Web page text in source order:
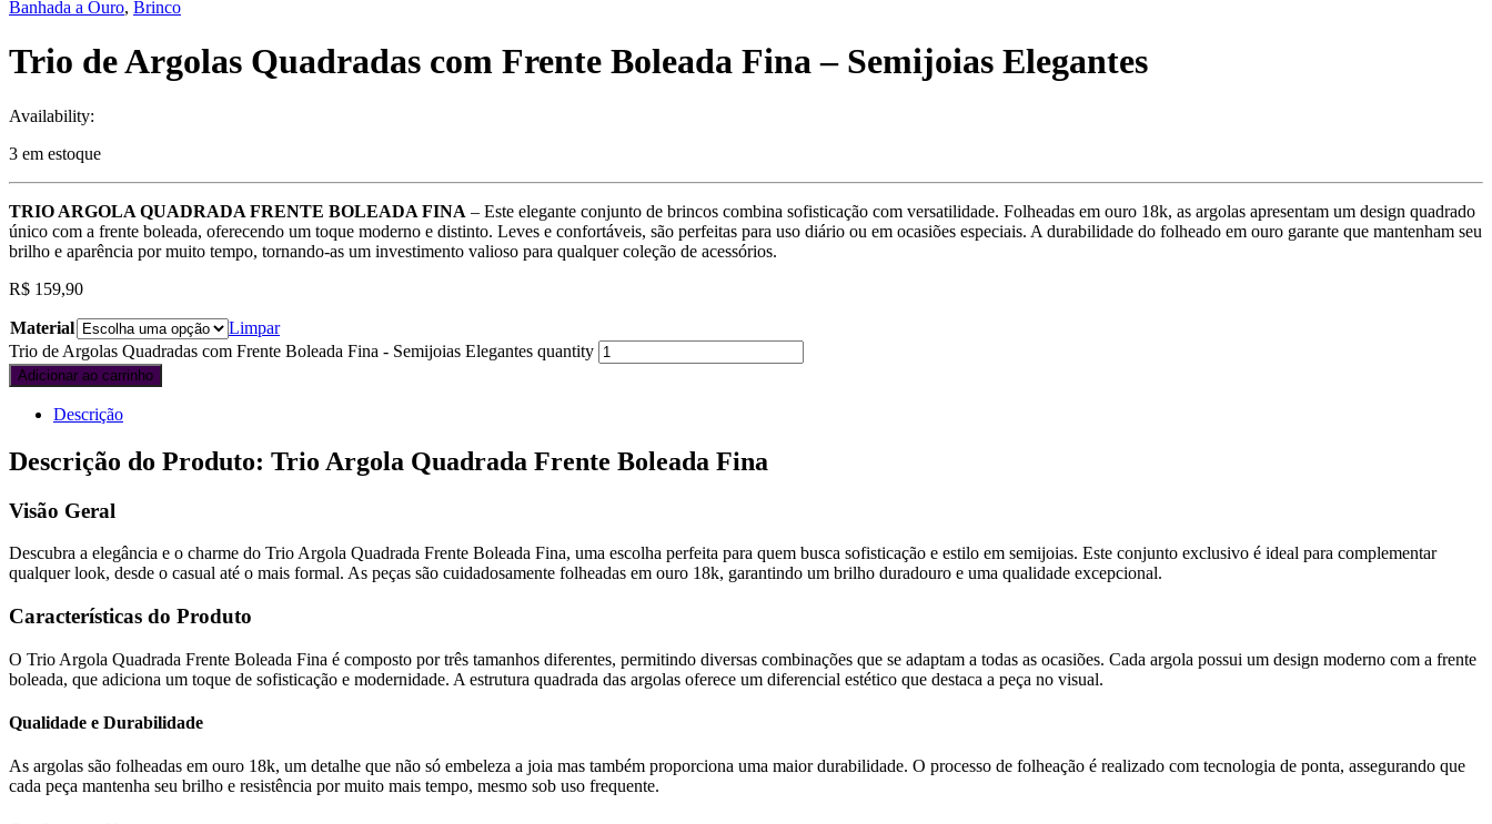
Banhada a Ouro, Brinco
Trio de Argolas Quadradas com Frente Boleada Fina – Semijoias Elegantes
Availability:
3 em estoque
TRIO ARGOLA QUADRADA FRENTE BOLEADA FINA – Este elegante conjunto de brincos combina sofisticação com versatilidade. Folheadas em ouro 18k, as argolas apresentam um design quadrado
único com a frente boleada, oferecendo um toque moderno e distinto. Leves e confortáveis, são perfeitas para uso diário ou em ocasiões especiais. A durabilidade do folheado em ouro garante que mantenham seu
brilho e aparência por muito tempo, tornando-as um investimento valioso para qualquer coleção de acessórios.
R$ 159,90
Material
Limpar
Trio de Argolas Quadradas com Frente Boleada Fina - Semijoias Elegantes quantity
Adicionar ao carrinho
Descrição
Descrição do Produto: Trio Argola Quadrada Frente Boleada Fina
Visão Geral
Descubra a elegância e o charme do Trio Argola Quadrada Frente Boleada Fina, uma escolha perfeita para quem busca sofisticação e estilo em semijoias. Este conjunto exclusivo é ideal para complementar
qualquer look, desde o casual até o mais formal. As peças são cuidadosamente folheadas em ouro 18k, garantindo um brilho duradouro e uma qualidade excepcional.
Características do Produto
O Trio Argola Quadrada Frente Boleada Fina é composto por três tamanhos diferentes, permitindo diversas combinações que se adaptam a todas as ocasiões. Cada argola possui um design moderno com a frente
boleada, que adiciona um toque de sofisticação e modernidade. A estrutura quadrada das argolas oferece um diferencial estético que destaca a peça no visual.
Qualidade e Durabilidade
As argolas são folheadas em ouro 18k, um detalhe que não só embeleza a joia mas também proporciona uma maior durabilidade. O processo de folheação é realizado com tecnologia de ponta, assegurando que
cada peça mantenha seu brilho e resistência por muito mais tempo, mesmo sob uso frequente.